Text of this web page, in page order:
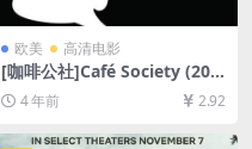
欧美 高清电影
[咖啡公社]Café Society (201
6)[百度网盘+迅雷云盘资源10
80P超清未删减][MP4/6GB]
4 年前 2.92